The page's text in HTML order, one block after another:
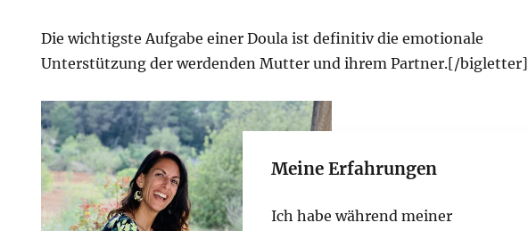
Die wichtigste Aufgabe einer Doula ist definitiv die emotionale
Unterstützung der werdenden Mutter und ihrem Partner.[/bigletter]
Meine Erfahrungen
Ich habe während meiner